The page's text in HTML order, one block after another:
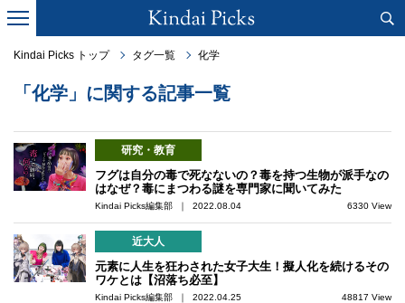
Kindai Picks トップ タグ一覧 化学
「化学」に関する記事一覧
研究・教育
フグは自分の毒で死なないの？毒を持つ生物が派手なの
はなぜ？毒にまつわる謎を専門家に聞いてみた
Kindai Picks編集部 ｜ 2022.08.04 6330 View
近大人
元素に人生を狂わされた女子大生！擬人化を続けるその
ワケとは【沼落ち必至】
Kindai Picks編集部 ｜ 2022.04.25 48817 View